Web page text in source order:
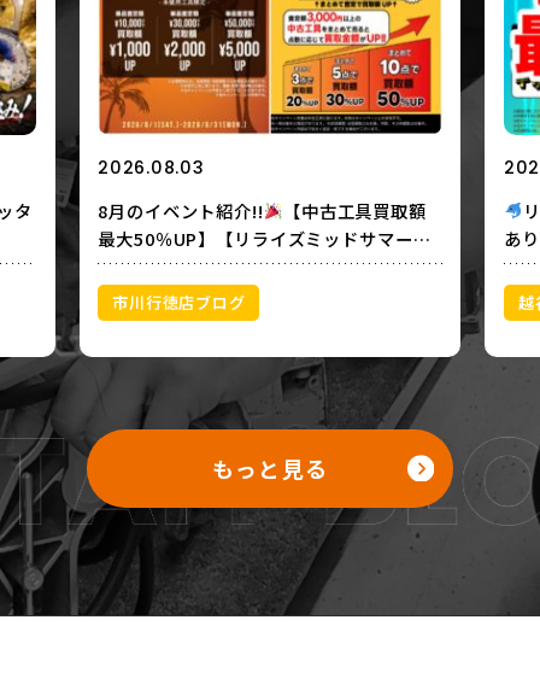
タ
2026.08.03
8月のイベント紹介!!
【中古工具買取額
最大50％UP】【リライズミッドサマーキ
ャンペーン】
市川行徳店ブログ
あ
ッ
取越
もっと見る